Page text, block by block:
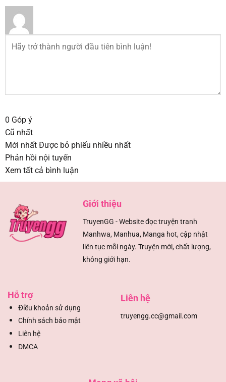
0 Góp ý
Cũ nhất
Mới nhất Được bỏ phiếu nhiều nhất
Phản hồi nội tuyến
Xem tất cả bình luận
Giới thiệu
TruyenGG - Website đọc truyện tranh
Manhwa, Manhua, Manga hot, cập nhật
liên tục mỗi ngày. Truyện mới, chất lượng,
không giới hạn.
Hỗ trợ
Điều khoản sử dụng
Chính sách bảo mật
Liên hệ
DMCA
Liên hệ
truyengg.cc@gmail.com